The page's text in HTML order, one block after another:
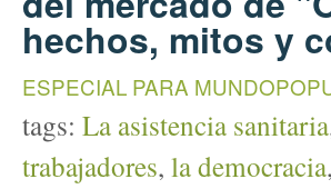
hechos, mitos y
ESPECIAL PARA
tags: La asistencia sanitaria
trabajadores, la democracia,